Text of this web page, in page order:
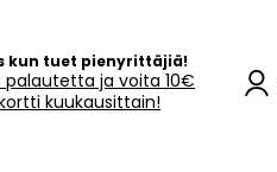
kun tuet pienyrittäjiä!
palautetta ja voita 10€
kuukausittain!